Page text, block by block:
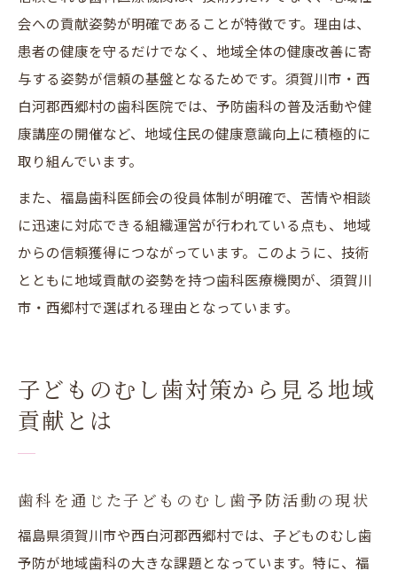
会への貢献姿勢が明確であることが特徴です。理由は、
患者の健康を守るだけでなく、地域全体の健康改善に寄
与する姿勢が信頼の基盤となるためです。須賀川市・西
白河郡西郷村の歯科医院では、予防歯科の普及活動や健
康講座の開催など、地域住民の健康意識向上に積極的に
取り組んでいます。
また、福島歯科医師会の役員体制が明確で、苦情や相談
に迅速に対応できる組織運営が行われている点も、地域
からの信頼獲得につながっています。このように、技術
とともに地域貢献の姿勢を持つ歯科医療機関が、須賀川
市・西郷村で選ばれる理由となっています。
子どものむし歯対策から見る地域
貢献とは
歯科を通じた子どものむし歯予防活動の現状
福島県須賀川市や西白河郡西郷村では、子どものむし歯
予防が地域歯科の大きな課題となっています。特に、福